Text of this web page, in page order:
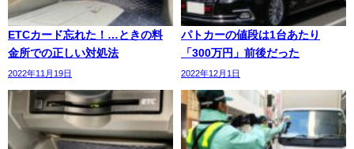
ETCカード忘れた！…ときの料
金所での正しい対処法
2022年11月19日
パトカーの値段は1台あたり
「300万円」前後だった
2022年12月1日